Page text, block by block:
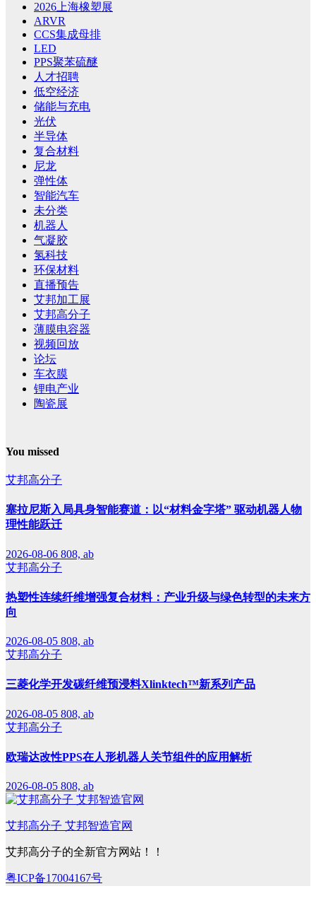
2026上海橡塑展
ARVR
CCS集成母排
LED
PPS聚苯硫醚
人才招聘
低空经济
储能与充电
光伏
半导体
复合材料
尼龙
弹性体
智能汽车
未分类
机器人
气凝胶
氢科技
环保材料
直播预告
艾邦加工展
艾邦高分子
薄膜电容器
视频回放
论坛
车衣膜
锂电产业
陶瓷展
You missed
艾邦高分子
塞拉尼斯入局具身智能赛道：以“材料金字塔” 驱动机器人物
理性能跃迁
2026-08-06 808, ab
艾邦高分子
热塑性连续纤维增强复合材料：产业升级与绿色转型的未来方
向
2026-08-05 808, ab
艾邦高分子
三菱化学开发碳纤维预浸料Xlinktech™新系列产品
2026-08-05 808, ab
艾邦高分子
欧瑞达改性PPS在人形机器人关节组件的应用解析
2026-08-05 808, ab
艾邦高分子 艾邦智造官网
艾邦高分子的全新官方网站！！
粤ICP备17004167号